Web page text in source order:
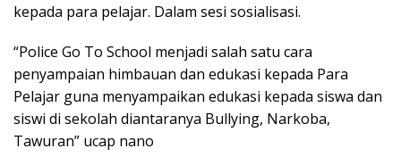
kepada para pelajar. Dalam sesi sosialisasi.
“Police Go To School menjadi salah satu cara
penyampaian himbauan dan edukasi kepada Para
Pelajar guna menyampaikan edukasi kepada siswa dan
siswi di sekolah diantaranya Bullying, Narkoba,
Tawuran” ucap nano